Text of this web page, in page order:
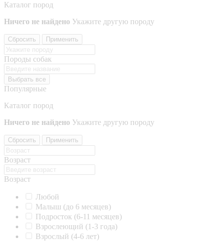
Каталог пород
Ничего не найдено Укажите другую породу
Сбросить Применить
Породы собак
Выбрать все
Популярные
Каталог пород
Ничего не найдено Укажите другую породу
Сбросить Применить
Возраст
Возраст
Любой
Малыш (до 6 месяцев)
Подросток (6-11 месяцев)
Взрослеющий (1-3 года)
Взрослый (4-6 лет)